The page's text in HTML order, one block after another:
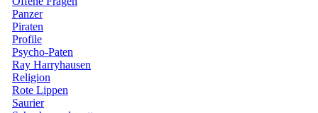
Panzer
Piraten
Profile
Psycho-Paten
Ray Harryhausen
Religion
Rote Lippen
Saurier